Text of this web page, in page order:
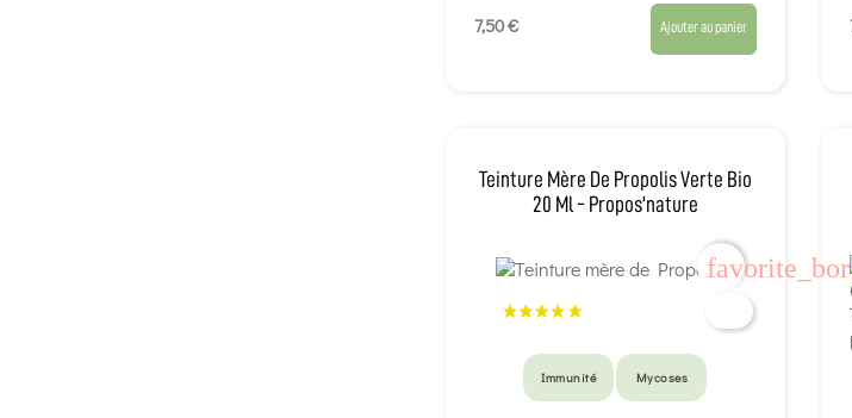
7,50 € Ajouter au panier
Teinture Mère De Propolis Verte Bio
20 Ml - Propos'nature
Immunité Mycoses